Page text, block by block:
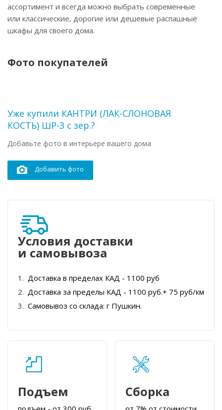
ассортимент и всегда можно выбрать современные
или классические, дорогие или дешевые распашные
шкафы для своего дома.
Фото покупателей
Уже купили КАНТРИ (ЛАК-СЛОНОВАЯ
КОСТЬ) ШР-3 с зер.?
Добавьте фото в интерьере вашего дома
Добавить фото
Условия доставки
и самовывоза
Доставка в пределах КАД - 1100 руб
Доставка за пределы КАД - 1100 руб.+ 75 руб/км
Самовывоз со склада: г Пушкин.
Подъем Сборка